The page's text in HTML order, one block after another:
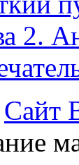
2.
Сайт